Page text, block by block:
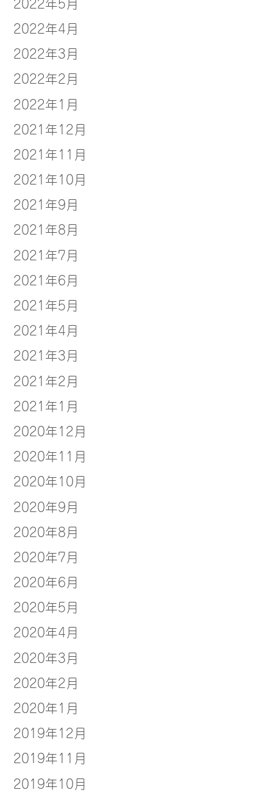
2022年4月
2022年3月
2022年2月
2022年1月
2021年12月
2021年11月
2021年10月
2021年9月
2021年8月
2021年7月
2021年6月
2021年5月
2021年4月
2021年3月
2021年2月
2021年1月
2020年12月
2020年11月
2020年10月
2020年9月
2020年8月
2020年7月
2020年6月
2020年5月
2020年4月
2020年3月
2020年2月
2020年1月
2019年12月
2019年11月
2019年10月